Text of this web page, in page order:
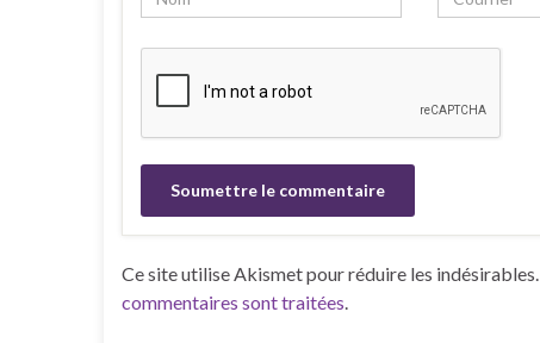
Ce site utilise Akismet pour réduire les indésirables.
commentaires sont traitées.